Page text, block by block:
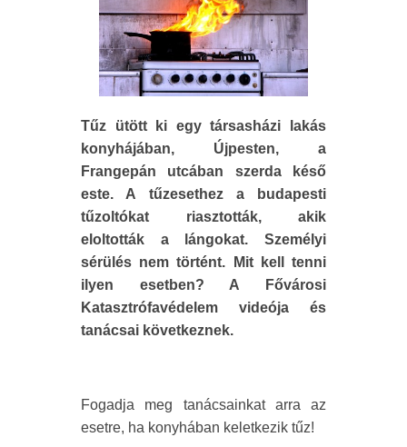
Tűz ütött ki egy társasházi lakás
konyhájában, Újpesten, a
Frangepán utcában szerda késő
este. A tűzesethez a budapesti
tűzoltókat riasztották, akik
eloltották a lángokat. Személyi
sérülés nem történt. Mit kell tenni
ilyen esetben? A Fővárosi
Katasztrófavédelem videója és
tanácsai következnek.
Fogadja meg tanácsainkat arra az
esetre, ha konyhában keletkezik tűz!